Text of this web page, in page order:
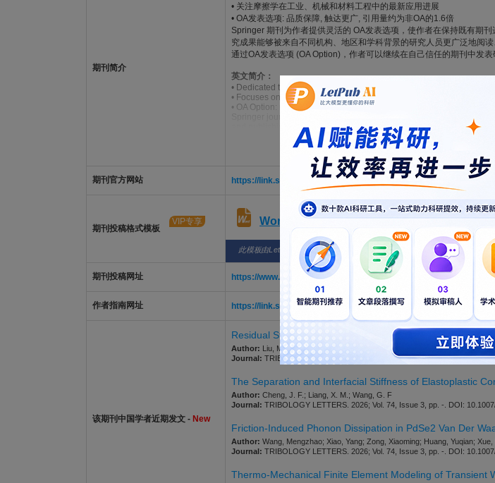
期刊简介
• 关注摩擦学在工业、机械和材料工程中的最新应用进展
• OA发表选项: 品质保障, 触达更广, 引用量约为非OA的1.6倍
Springer 期刊为作者提供灵活的 OA发表选项，使作者在保持既有期
究成果能够被来自不同机构、地区和学科背景的研究人员更广泛地阅
通过OA发表选项 (OA Option)，作者可以继续在自己信任的期刊中发
英文简介：
• Dedicated to the development of tribology science and its
• Focuses on recent tribological advancements in industry, mechanics
• OA Option: maximise reach with citations ~1.6x higher than non OA
Springer journals offer authors flexible OA options that allow them
and publishing standards. Research published Open Access can
higher citation performance.
Through OA Option, authors can continue publishing in journals
global research landscape
期刊官方网站 https://link.springer.com/journal/11249
期刊投稿格式模板
VIP专享 Word版格式模板
此模板由LetPub整理，仅供参考。 开通VIP可免费下载，并享1w+期刊模板
期刊投稿网址 https://www.editorialmanager.com/tril/
作者指南网址 https://link.springer.com/journal/11249/submission-guidelines
该期刊中国学者近期发文 - New
Residual Stress Transition During High-Velocity Particle
Author: Liu, Mingjie; Zhu, He; Liu, Yanwei; Hu, Jianqiao
Journal: TRIBOLOGY LETTERS. 2026; Vol. 74, Issue 3, pp. -. DOI:
The Separation and Interfacial Stiffness of Elastoplastic
Author: Cheng, J. F.; Liang, X. M.; Wang, G. F
Journal: TRIBOLOGY LETTERS. 2026; Vol. 74, Issue 3, pp. -. DOI:
Friction-Induced Phonon Dissipation in PdSe2 Van Der
Author: Wang, Mengzhao; Xiao, Yang; Zong, Xiaoming; Huang, Yuqian;
Journal: TRIBOLOGY LETTERS. 2026; Vol. 74, Issue 3, pp. -. DOI:
Thermo-Mechanical Finite Element Modeling of Transient